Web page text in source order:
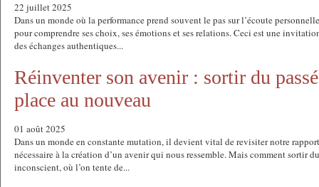
22 juillet 2025
Dans un monde où la performance prend souvent le pas sur l’écoute
pour comprendre ses choix, ses émotions et ses relations. Ceci est une
des échanges authentiques...
Réinventer son avenir : sortir du
place au nouveau
01 août 2025
Dans un monde en constante mutation, il devient vital de revisiter notre
nécessaire à la création d’un avenir qui nous ressemble. Mais comment sortir
inconscient, où l’on tente de...